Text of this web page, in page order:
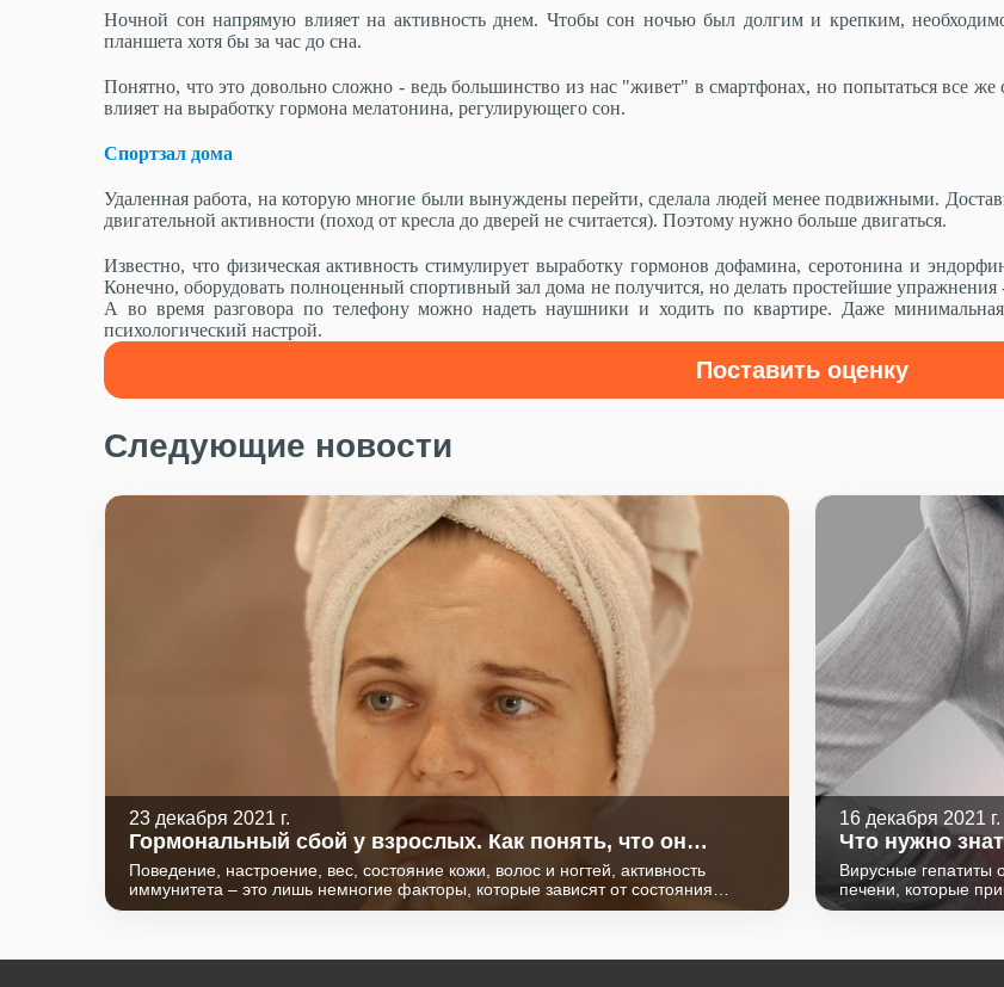
Ночной сон напрямую влияет на активность днем. Чтобы сон ночью был долгим и крепким, необходимо
планшета хотя бы за час до сна.
Понятно, что это довольно сложно - ведь большинство из нас "живет" в смартфонах, но попытаться все же
влияет на выработку гормона мелатонина, регулирующего сон.
Спортзал дома
Удаленная работа, на которую многие были вынуждены перейти, сделала людей менее подвижными.
двигательной активности (поход от кресла до дверей не считается). Поэтому нужно больше двигаться.
Известно, что физическая активность стимулирует выработку гормонов дофамина, серотонина и
Конечно, оборудовать полноценный спортивный зал дома не получится, но делать простейшие
А во время разговора по телефону можно надеть наушники и ходить по квартире. Даже минимальная
психологический настрой.
Поставить оценку
Следующие новости
23 декабря 2021 г.
Гормональный сбой у взрослых. Как понять, что он
случился? Что с этим делать?
Поведение, настроение, вес, состояние кожи, волос и ногтей, активность
иммунитета – это лишь немногие факторы, которые зависят от состояния
гормонального фона. Гормоны — это биологически активные вещества,
внутренних органов (почек, кишечника, легких, желудка). Поступая в кровь в
16 декабря 2021 г.
Что нужно
Вирусные гепатиты
печени, которые
Наиболее часто